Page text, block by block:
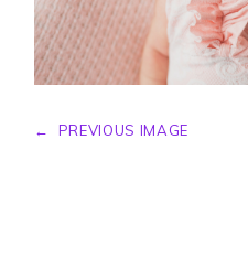
←
PREVIOUS IMAGE